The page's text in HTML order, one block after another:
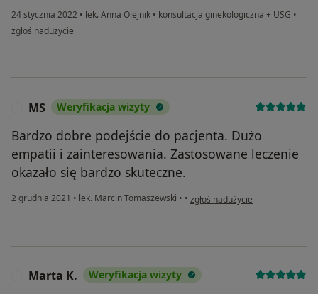
24 stycznia 2022 • lek. Anna Olejnik • konsultacja ginekologiczna + USG •
w opinii użytkownika Aga
zgłoś nadużycie
MS Weryfikacja wizyty
Bardzo dobre podejście do pacjenta. Dużo
empatii i zainteresowania. Zastosowane leczenie
okazało się bardzo skuteczne.
2 grudnia 2021 • lek. Marcin Tomaszewski • • w opinii użytkownika MS
zgłoś nadużycie
Marta K. Weryfikacja wizyty